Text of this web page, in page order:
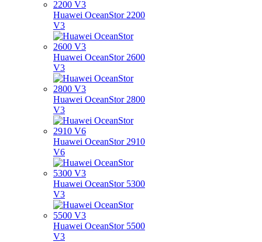
Huawei OceanStor 2200
V3
Huawei OceanStor 2600
V3
Huawei OceanStor 2800
V3
Huawei OceanStor 2910
V6
Huawei OceanStor 5300
V3
Huawei OceanStor 5500
V3